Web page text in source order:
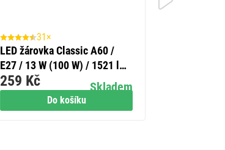
Do košíku
31×
LED žárovka Classic A60 /
E27 / 13 W (100 W) / 1521 lm
/ neutrální bílá
Skladem
259 Kč